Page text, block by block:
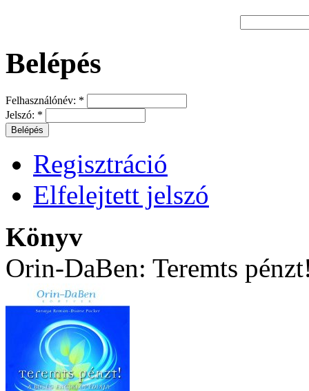
Belépés
Felhasználónév: *
Jelszó: *
Regisztráció
Elfelejtett jelszó
Könyv
Orin-DaBen: Teremts